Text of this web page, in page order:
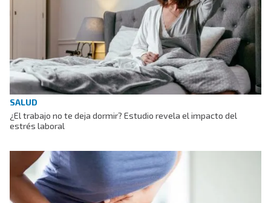
SALUD
¿El trabajo no te deja dormir? Estudio revela el impacto del
estrés laboral